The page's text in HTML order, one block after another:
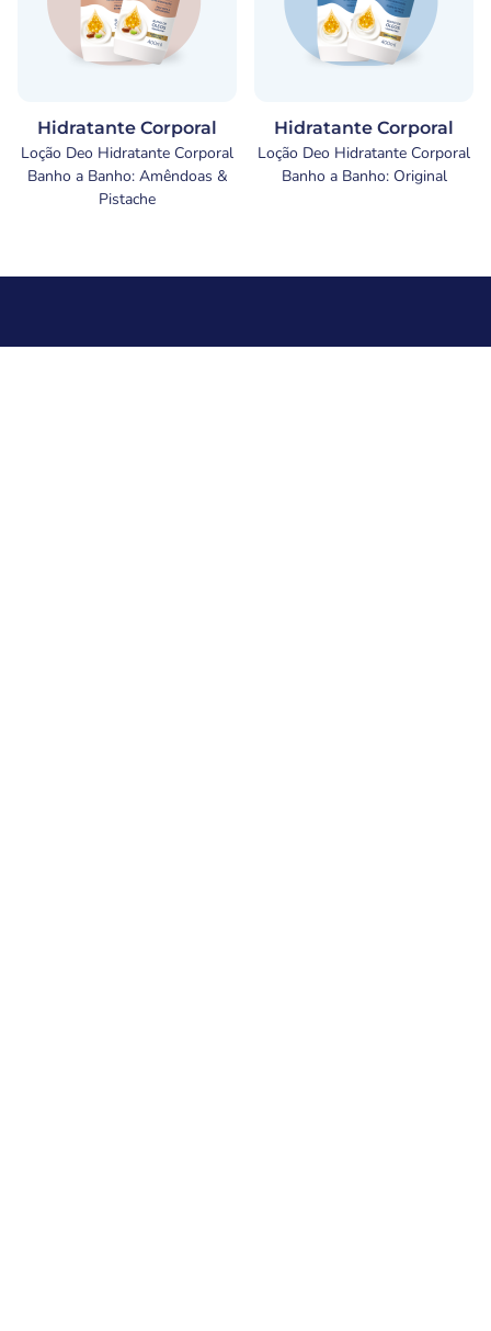
Hidratante Corporal
Loção Deo Hidratante Corporal
Banho a Banho: Amêndoas &
Pistache
Hidratante Corporal
Loção Deo Hidratante Corporal
Banho a Banho: Original